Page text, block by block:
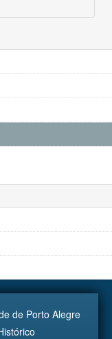
de Porto Alegre